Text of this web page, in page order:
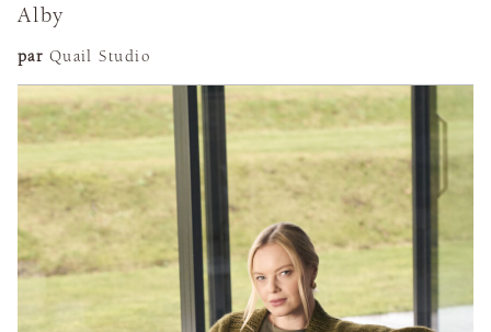
Alby
par Quail Studio